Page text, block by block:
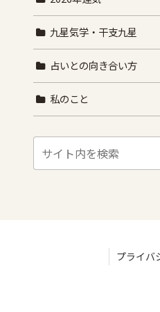
九星気学・干支九星
占いとの向き合い方
私のこと
プライバ